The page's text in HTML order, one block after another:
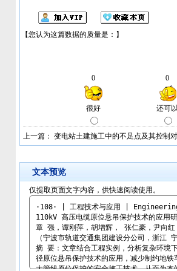
上一篇： 变电站土建施工中的不足点及其控制
文本预览
仅提取页面文字内容，供快速阅读使用。